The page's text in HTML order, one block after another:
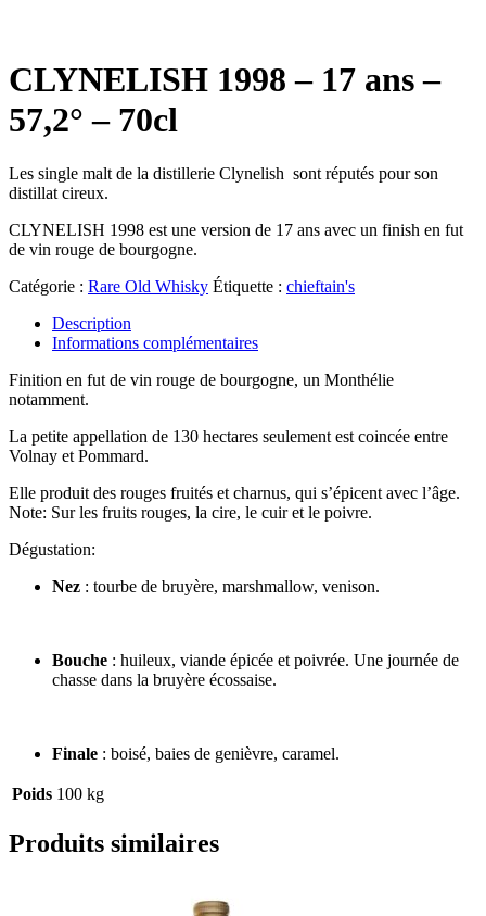
CLYNELISH 1998 – 17 ans –
57,2° – 70cl
Les single malt de la distillerie Clynelish sont réputés pour son
distillat cireux.
CLYNELISH 1998 est une version de 17 ans avec un finish en fut
de vin rouge de bourgogne.
Catégorie : Rare Old Whisky Étiquette : chieftain's
Description
Informations complémentaires
Finition en fut de vin rouge de bourgogne, un Monthélie
notamment.
La petite appellation de 130 hectares seulement est coincée entre
Volnay et Pommard.
Elle produit des rouges fruités et charnus, qui s’épicent avec l’âge.
Note: Sur les fruits rouges, la cire, le cuir et le poivre.
Dégustation:
Nez : tourbe de bruyère, marshmallow, venison.
Bouche : huileux, viande épicée et poivrée. Une journée de
chasse dans la bruyère écossaise.
Finale : boisé, baies de genièvre, caramel.
Poids 100 kg
Produits similaires